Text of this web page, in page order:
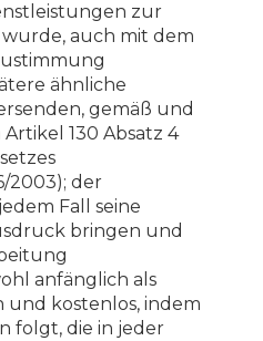
zur
auch mit dem
ähnliche
gemäß und
130 Absatz 4
2003); der
Fall seine
bringen und
anfänglich als
und kostenlos, indem
folgt, die in jeder